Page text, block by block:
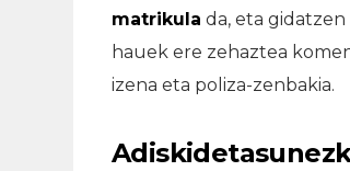
matrikula da, eta gidatzen
hauek ere zehaztea
izena eta poliza-zenbakia.